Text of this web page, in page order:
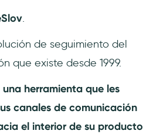
.
de seguimiento del
que existe desde 1999.
herramienta que les
canales de comunicación
el interior de su producto